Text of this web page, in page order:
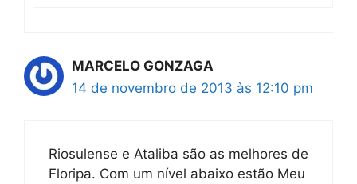
MARCELO GONZAGA
14 de novembro de 2013 às 12:10 pm
Riosulense e Ataliba são as melhores de
Floripa. Com um nível abaixo estão Meu